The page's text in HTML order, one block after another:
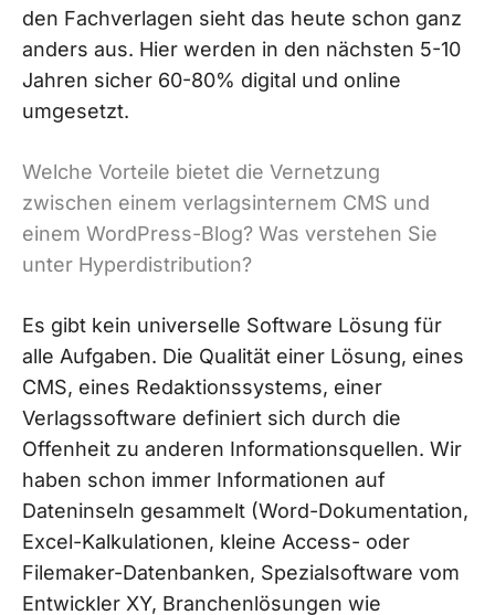
den Fachverlagen sieht das heute schon ganz
anders aus. Hier werden in den nächsten 5-10
Jahren sicher 60-80% digital und online
umgesetzt.
Welche Vorteile bietet die Vernetzung
zwischen einem verlagsinternem CMS und
einem WordPress-Blog? Was verstehen Sie
unter Hyperdistribution?
Es gibt kein universelle Software Lösung für
alle Aufgaben. Die Qualität einer Lösung, eines
CMS, eines Redaktionssystems, einer
Verlagssoftware definiert sich durch die
Offenheit zu anderen Informationsquellen. Wir
haben schon immer Informationen auf
Dateninseln gesammelt (Word-Dokumentation,
Excel-Kalkulationen, kleine Access- oder
Filemaker-Datenbanken, Spezialsoftware vom
Entwickler XY, Branchenlösungen wie